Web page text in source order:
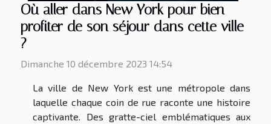
Où aller dans New York pour bien
profiter de son séjour dans cette ville
?
Dimanche 10 décembre 2023 14:54
La ville de New York est une métropole dans
laquelle chaque coin de rue raconte une histoire
captivante. Des gratte-ciel emblématiques aux